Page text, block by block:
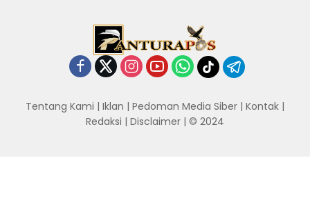
Tentang Kami | Iklan | Pedoman Media Siber | Kontak |
Redaksi | Disclaimer | © 2024